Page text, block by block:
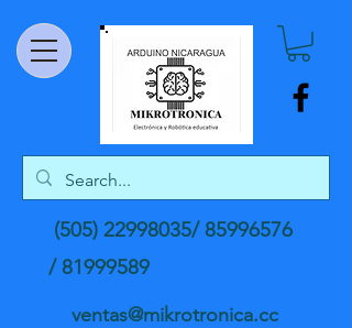
(505) 22998035/85996576
/81999589
ventas@mikrotronica.cc